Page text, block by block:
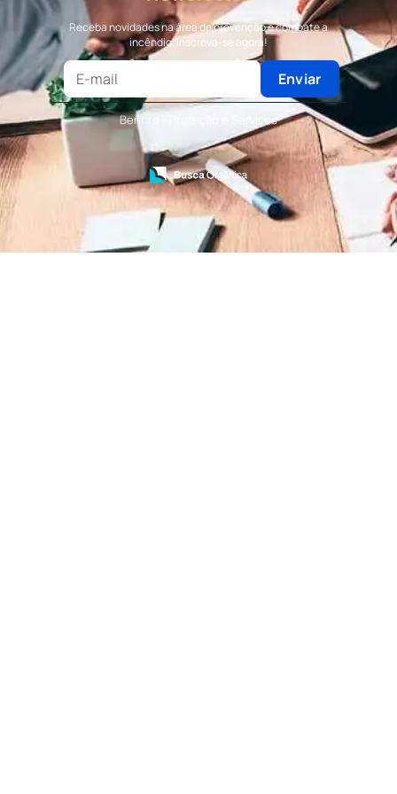
Terceirização de Bombeiro Civil
Terceirização de Portaria
Terceirização de Recepção
Terceirização de Recepcionista
Terceirização de Serviços de Recepcionistas
Treinamento de Bombeiro Civil
Treinamento de Bombeiros
Treinamento de Brigada
Treinamento de Brigada de Emergência
Treinamento de Brigada de Incêndio
Treinamento de Brigada de Incêndio Valor
Treinamento de Brigadista de Incêndio
Treinamento de Combate a Incêndio NR 23
Receba novidades na área de prevenção e combate a
incêndio. Inscreva-se agora!
Enviar
Benfire - Proteção e Serviços